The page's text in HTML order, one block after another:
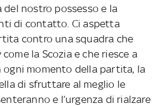
nostro possesso e la
di contatto. Ci aspetta
contro una squadra che
la Scozia e che riesce a
ogni momento della partita, la
di sfruttare al meglio le
e l’urgenza di rialzare